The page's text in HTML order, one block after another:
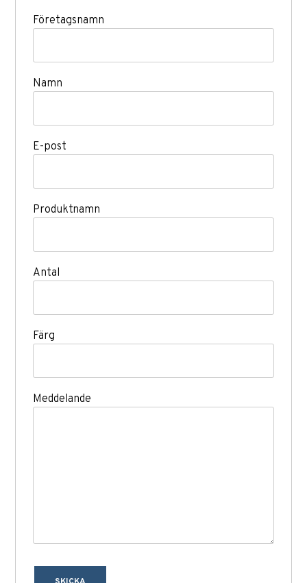
Företagsnamn
Namn
E-post
Produktnamn
Antal
Färg
Meddelande